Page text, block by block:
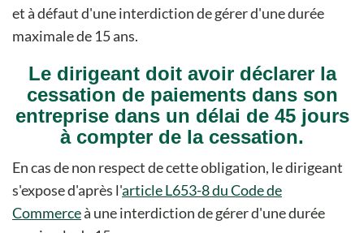
et à défaut d'une interdiction de gérer d'une durée
maximale de 15 ans.
Le dirigeant doit avoir déclarer la
cessation de paiements dans son
entreprise dans un délai de 45 jours
à compter de la cessation.
En cas de non respect de cette obligation, le dirigeant
s'expose d'après l'article L653-8 du Code de
Commerceà une interdiction de gérer d'une durée